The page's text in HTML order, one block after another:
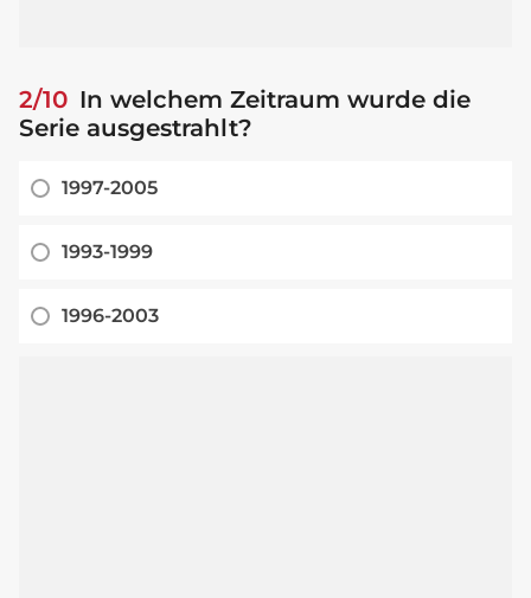
2/10 In welchem Zeitraum wurde die
Serie ausgestrahlt?
1997-2005
1993-1999
1996-2003